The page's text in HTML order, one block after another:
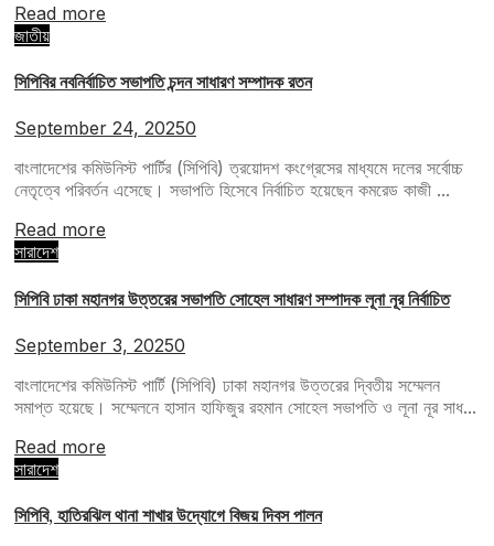
Read more
জাতীয়
সিপিবির নবনির্বাচিত সভাপতি চন্দন সাধারণ সম্পাদক রতন
September 24, 20250
বাংলাদেশের কমিউনিস্ট পার্টির (সিপিবি) ত্রয়োদশ কংগ্রেসের মাধ্যমে দলের সর্বোচ্চ
নেতৃত্বে পরিবর্তন এসেছে। সভাপতি হিসেবে নির্বাচিত হয়েছেন কমরেড কাজী ...
Read more
সারাদেশ
সিপিবি ঢাকা মহানগর উত্তরের সভাপতি সোহেল সাধারণ সম্পাদক লূনা নূর নির্বাচিত
September 3, 20250
বাংলাদেশের কমিউনিস্ট পার্টি (সিপিবি) ঢাকা মহানগর উত্তরের দ্বিতীয় সম্মেলন
সমাপ্ত হয়েছে। সম্মেলনে হাসান হাফিজুর রহমান সোহেল সভাপতি ও লূনা নূর সাধ...
Read more
সারাদেশ
সিপিবি, হাতিরঝিল থানা শাখার উদ্যোগে বিজয় দিবস পালন